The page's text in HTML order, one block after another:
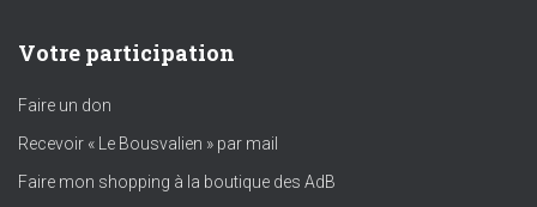
Votre participation
Faire un don
Recevoir « Le Bousvalien » par mail
Faire mon shopping à la boutique des AdB